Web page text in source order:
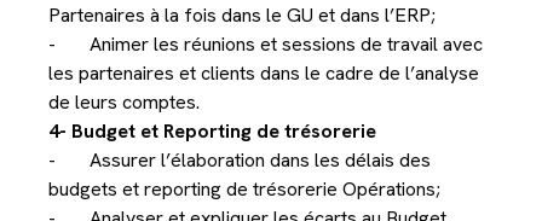
Partenaires à la fois dans le GU et dans l’ERP;
- Animer les réunions et sessions de travail avec
les partenaires et clients dans le cadre de l’analyse
de leurs comptes.
4- Budget et Reporting de trésorerie
- Assurer l’élaboration dans les délais des
budgets et reporting de trésorerie Opérations;